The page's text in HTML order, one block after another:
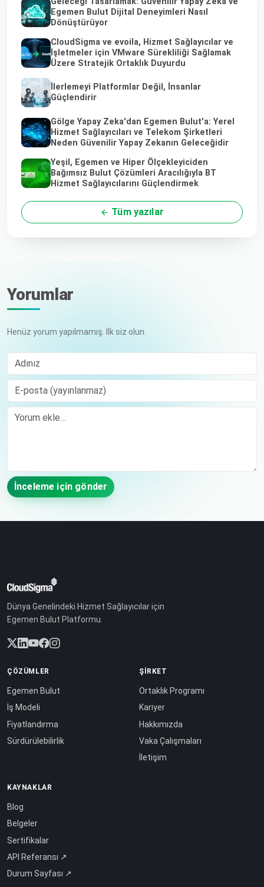
Egemen Bulut Dijital Deneyimleri Nasıl
Dönüştürüyor
CloudSigma ve evoila, Hizmet Sağlayıcılar ve
İşletmeler için VMware Sürekliliği Sağlamak
Üzere Stratejik Ortaklık Duyurdu
İlerlemeyi Platformlar Değil, İnsanlar
Güçlendirir
Gölge Yapay Zeka'dan Egemen Bulut'a: Yerel
Hizmet Sağlayıcıları ve Telekom Şirketleri
Neden Güvenilir Yapay Zekanın Geleceğidir
Yeşil, Egemen ve Hiper Ölçekleyiciden
Bağımsız Bulut Çözümleri Aracılığıyla BT
Hizmet Sağlayıcılarını Güçlendirmek
Tüm yazılar
Yorumlar
Henüz yorum yapılmamış. İlk siz olun.
Adınız
E-posta (yayınlanmaz)
Comment
İnceleme için gönder
Dünya Genelindeki Hizmet Sağlayıcılar için
Egemen Bulut Platformu.
ÇÖZÜMLER
Egemen Bulut
İş Modeli
Fiyatlandırma
Sürdürülebilirlik
ŞIRKET
Ortaklık Programı
Kariyer
Hakkımızda
Vaka Çalışmaları
İletişim
KAYNAKLAR
Blog
Belgeler
Sertifikalar
API Referansı ↗
Durum Sayfası ↗